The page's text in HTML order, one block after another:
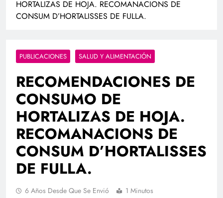
HORTALIZAS DE HOJA. RECOMANACIONS DE
CONSUM D’HORTALISSES DE FULLA.
PUBLICACIONES SALUD Y ALIMENTACIÓN
RECOMENDACIONES DE
CONSUMO DE
HORTALIZAS DE HOJA.
RECOMANACIONS DE
CONSUM D’HORTALISSES
DE FULLA.
6 Años Desde Que Se Envió 1 Minutos